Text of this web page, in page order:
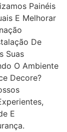
Painéis
E Melhorar
De
Suas
O Ambiente
Decore?
E